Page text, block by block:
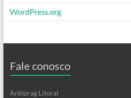
WordPress.org
Fale conosco
Antiprag Litoral